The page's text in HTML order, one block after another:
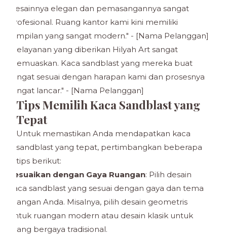
Desainnya elegan dan pemasangannya sangat
profesional. Ruang kantor kami kini memiliki
tampilan yang sangat modern." - [Nama Pelanggan]
"Pelayanan yang diberikan Hilyah Art sangat
memuaskan. Kaca sandblast yang mereka buat
sangat sesuai dengan harapan kami dan prosesnya
sangat lancar." - [Nama Pelanggan]
Tips Memilih Kaca Sandblast yang
Tepat
Untuk memastikan Anda mendapatkan kaca
sandblast yang tepat, pertimbangkan beberapa
tips berikut:
Sesuaikan dengan Gaya Ruangan: Pilih desain
kaca sandblast yang sesuai dengan gaya dan tema
ruangan Anda. Misalnya, pilih desain geometris
untuk ruangan modern atau desain klasik untuk
ruang bergaya tradisional.